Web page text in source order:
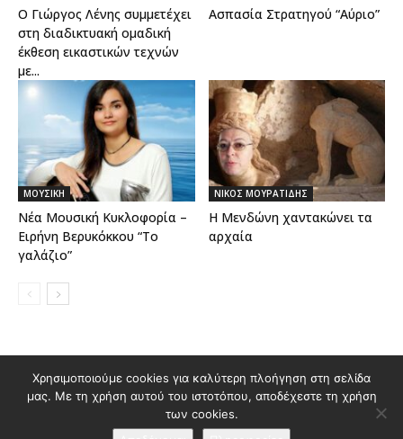
Ο Γιώργος Λένης συμμετέχει
στη διαδικτυακή ομαδική
έκθεση εικαστικών τεχνών
με...
Ασπασία Στρατηγού “Αύριο”
ΜΟΥΣΙΚΗ
Νέα Μουσική Κυκλοφορία –
Ειρήνη Βερυκόκκου “Το
γαλάζιο”
ΝΙΚΟΣ ΜΟΥΡΑΤΙΔΗΣ
Η Μενδώνη χαντακώνει τα
αρχαία
Διαφημιστείτε στο Polis Magazino
Όροι χρήσης & Πολιτική Προστασίας Προσωπικών Δεδομένων
Επικοινωνία
Χρησιμοποιούμε cookies για καλύτερη πλοήγηση στη σελίδα
μας. Με τη χρήση αυτού του ιστοτόπου, αποδέχεστε τη χρήση
των cookies.